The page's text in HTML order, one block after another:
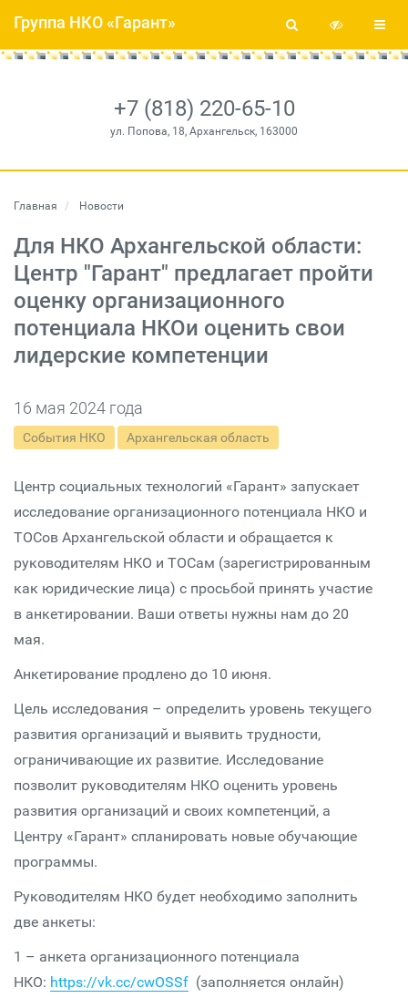
+7 (818) 220-65-10
ул. Попова, 18, Архангельск, 163000
Группа НКО «Гарант»
Главная Новости
Для НКО Архангельской области:
Центр "Гарант" предлагает пройти
оценку организационного
потенциала НКОи оценить свои
лидерские компетенции
16 мая 2024 года
События НКО Архангельская область
Центр социальных технологий «Гарант» запускает
исследование организационного потенциала НКО и
ТОСов Архангельской области и обращается к
руководителям НКО и ТОСам (зарегистрированным
как юридические лица) с просьбой принять участие
в анкетировании. Ваши ответы нужны нам до 20
мая.
Анкетирование продлено до 10 июня.
Цель исследования – определить уровень текущего
развития организаций и выявить трудности,
ограничивающие их развитие. Исследование
позволит руководителям НКО оценить уровень
развития организаций и своих компетенций, а
Центру «Гарант» спланировать новые обучающие
программы.
Руководителям НКО будет необходимо заполнить
две анкеты:
1 – анкета организационного потенциала
НКО: https://vk.cc/cwOSSf (заполняется онлайн)